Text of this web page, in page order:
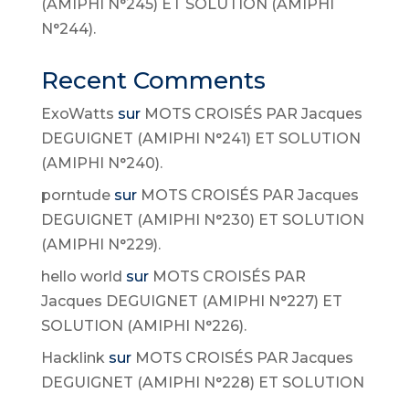
(AMIPHI N°245) ET SOLUTION (AMIPHI
N°244).
Recent Comments
ExoWatts sur MOTS CROISÉS PAR Jacques
DEGUIGNET (AMIPHI N°241) ET SOLUTION
(AMIPHI N°240).
porntudesur MOTS CROISÉS PAR Jacques
DEGUIGNET (AMIPHI N°230) ET SOLUTION
(AMIPHI N°229).
hello world sur MOTS CROISÉS PAR
Jacques DEGUIGNET (AMIPHI N°227) ET
SOLUTION (AMIPHI N°226).
Hacklinksur MOTS CROISÉS PAR Jacques
DEGUIGNET (AMIPHI N°228) ET SOLUTION